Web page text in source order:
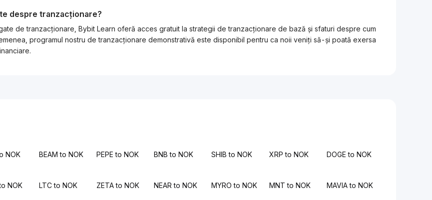
despre tranzacționare?
de tranzacționare, Bybit Learn oferă acces gratuit la strategii de tranzacționare de bază și sfaturi despre cum
programul nostru de tranzacționare demonstrativă este disponibil pentru ca noii veniți să-și poată exersa
NOK BEAM to NOK PEPE to NOK BNB to NOK SHIB to NOK XRP to NOK DOGE to NOK
NOK LTC to NOK ZETA to NOK NEAR to NOK MYRO to NOK MNT to NOK MAVIA to NOK